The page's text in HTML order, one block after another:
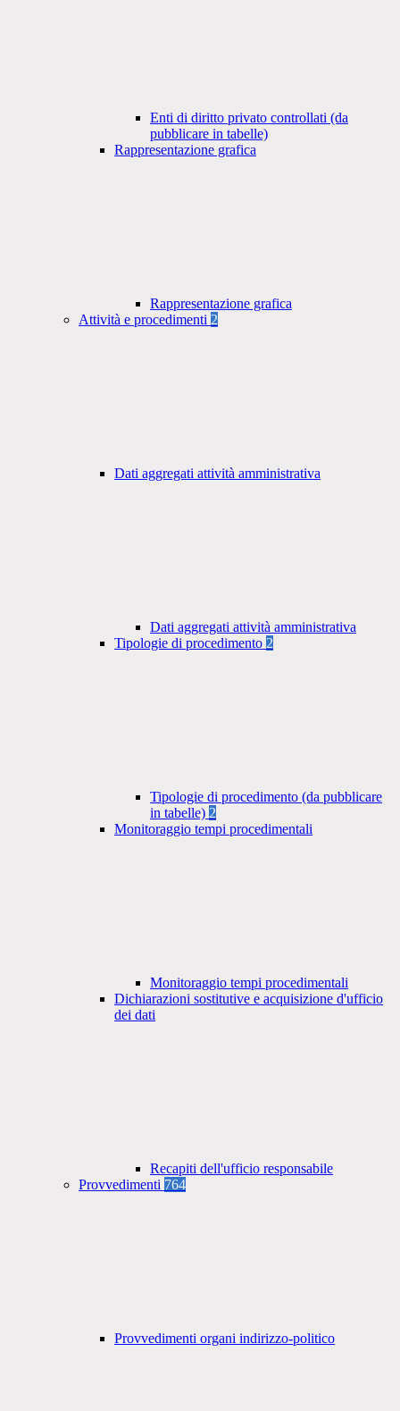
Enti di diritto privato controllati (da
pubblicare in tabelle)
Rappresentazione grafica
Rappresentazione grafica
Attività e procedimenti 2
Dati aggregati attività amministrativa
Dati aggregati attività amministrativa
Tipologie di procedimento 2
Tipologie di procedimento (da pubblicare
in tabelle) 2
Monitoraggio tempi procedimentali
Monitoraggio tempi procedimentali
Dichiarazioni sostitutive e acquisizione d'ufficio
dei dati
Recapiti dell'ufficio responsabile
Provvedimenti 764
Provvedimenti organi indirizzo-politico